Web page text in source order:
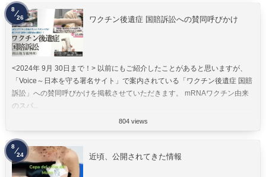
ワクチン後遺症 国賠訴訟への賛同呼びかけ
<2024年 9月 30日まで！> 以前にもご紹介したことがあると思いますが、
「Voice～日本を守る署名サイト」で案内されている「ワクチン後遺症 国賠
訴訟」への賛同呼びかけを掲載させていただきます。 mRNAワクチン由来
のスパ...
804 views
8
26
近頃、公開されてきた情報
8
24